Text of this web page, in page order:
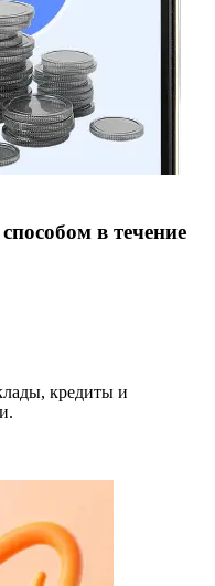
в течение
кредиты и